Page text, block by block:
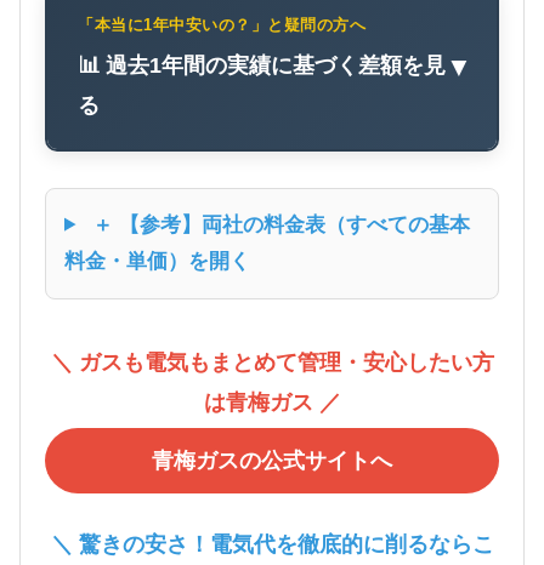
「本当に1年中安いの？」と疑問の方へ
📊 過去1年間の実績に基づく差額を見
る
▼
＋ 【参考】両社の料金表（すべての基本
料金・単価）を開く
＼ ガスも電気もまとめて管理・安心したい方
は青梅ガス ／
青梅ガスの公式サイトへ
＼ 驚きの安さ！電気代を徹底的に削るならこ